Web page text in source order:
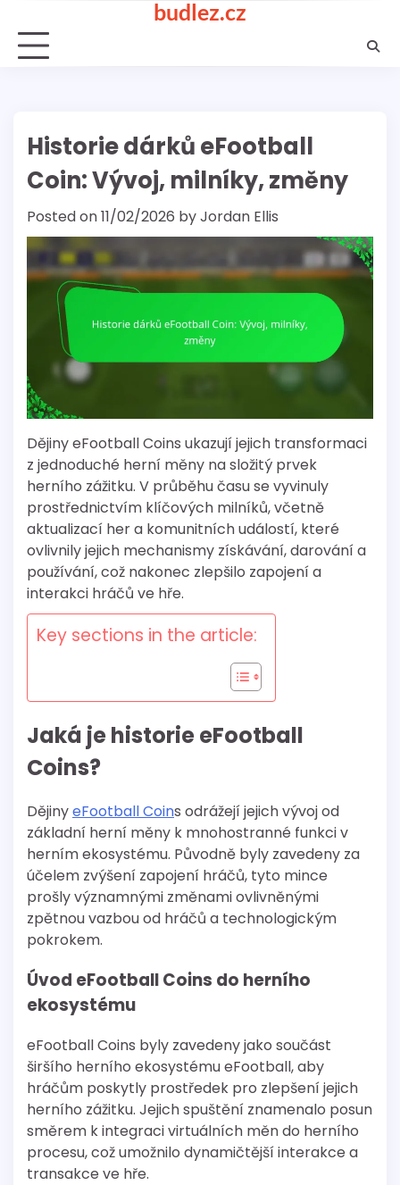
content
budlez.cz
Historie dárků eFootball
Coin: Vývoj, milníky, změny
Posted on11/02/2026 byJordan Ellis
Dějiny eFootball Coins ukazují jejich transformaci
z jednoduché herní měny na složitý prvek
herního zážitku. V průběhu času se vyvinuly
prostřednictvím klíčových milníků, včetně
aktualizací her a komunitních událostí, které
ovlivnily jejich mechanismy získávání, darování a
používání, což nakonec zlepšilo zapojení a
interakci hráčů ve hře.
Key sections in the article:
Jaká je historie eFootball
Coins?
DějinyeFootball Coins odrážejí jejich vývoj od
základní herní měny k mnohostranné funkci v
herním ekosystému. Původně byly zavedeny za
účelem zvýšení zapojení hráčů, tyto mince
prošly významnými změnami ovlivněnými
zpětnou vazbou od hráčů a technologickým
pokrokem.
Úvod eFootball Coins do herního
ekosystému
eFootball Coins byly zavedeny jako součást
širšího herního ekosystému eFootball, aby
hráčům poskytly prostředek pro zlepšení jejich
herního zážitku. Jejich spuštění znamenalo posun
směrem k integraci virtuálních měn do herního
procesu, což umožnilo dynamičtější interakce a
transakce ve hře.